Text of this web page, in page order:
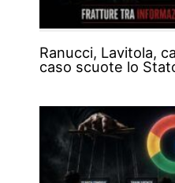
Ranucci, Lavitola,
caso scuote lo